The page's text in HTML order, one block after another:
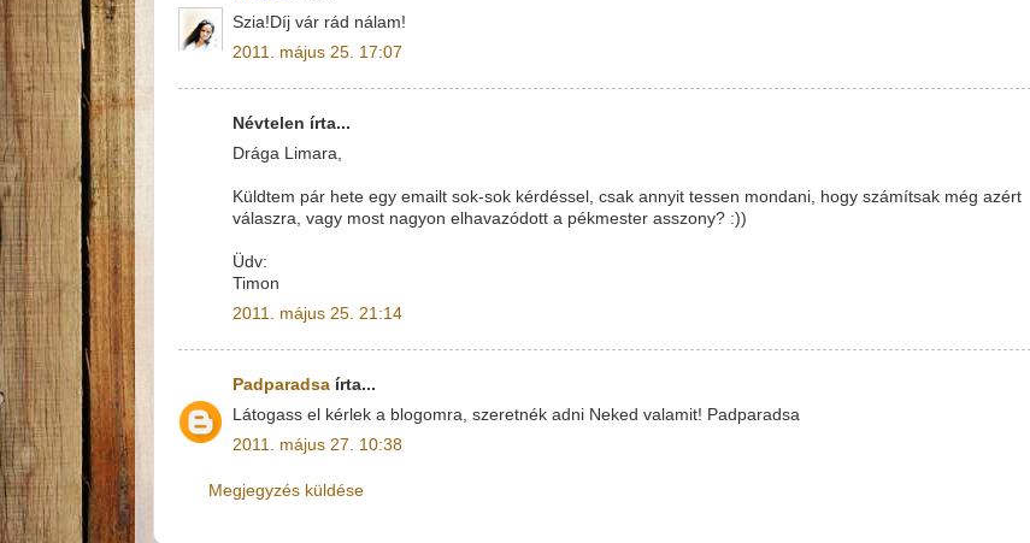
Szia!Díj vár rád nálam!
2011. május 25. 17:07
Névtelen írta...
Drága Limara,
Küldtem pár hete egy emailt sok-sok kérdéssel, csak annyit tessen mondani, hogy számítsak még azért
válaszra, vagy most nagyon elhavazódott a pékmester asszony? :))
Üdv:
Timon
2011. május 25. 21:14
Padparadsa írta...
Látogass el kérlek a blogomra, szeretnék adni Neked valamit! Padparadsa
2011. május 27. 10:38
Megjegyzés küldése